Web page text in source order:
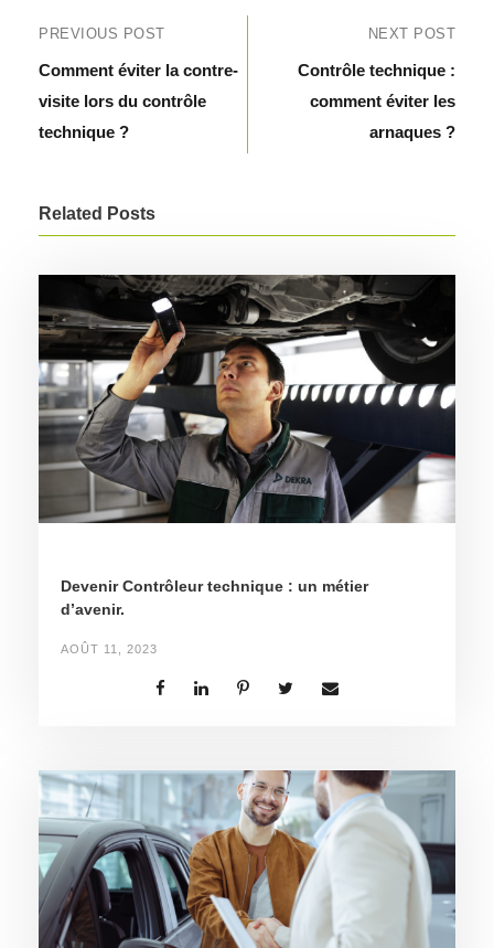
PREVIOUS POST
Comment éviter la contre-
visite lors du contrôle
technique ?
NEXT POST
Contrôle technique :
comment éviter les
arnaques ?
Related Posts
Devenir Contrôleur technique : un métier
d’avenir.
AOÛT 11, 2023